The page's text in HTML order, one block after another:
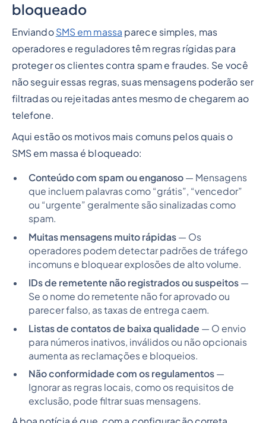
bloqueado
Enviando SMS em massa parece simples, mas
operadores e reguladores têm regras rígidas para
proteger os clientes contra spam e fraudes. Se você
não seguir essas regras, suas mensagens poderão ser
filtradas ou rejeitadas antes mesmo de chegarem ao
telefone.
Aqui estão os motivos mais comuns pelos quais o
SMS em massa é bloqueado:
Conteúdo com spam ou enganoso— Mensagens
que incluem palavras como “grátis”, “vencedor”
ou “urgente” geralmente são sinalizadas como
spam.
Muitas mensagens muito rápidas— Os
operadores podem detectar padrões de tráfego
incomuns e bloquear explosões de alto volume.
IDs de remetente não registrados ou suspeitos—
Se o nome do remetente não for aprovado ou
parecer falso, as taxas de entrega caem.
Listas de contatos de baixa qualidade — O envio
para números inativos, inválidos ou não opcionais
aumenta as reclamações e bloqueios.
Não conformidade com os regulamentos—
Ignorar as regras locais, como os requisitos de
exclusão, pode filtrar suas mensagens.